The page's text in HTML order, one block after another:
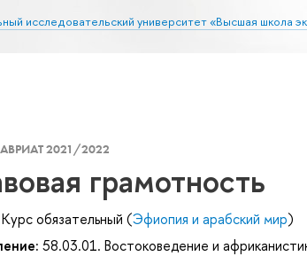
исследовательский университет «Высшая школа
2021/2022
грамотность
Курс обязательный (Эфиопия и арабский мир)
58.03.01. Востоковедение и